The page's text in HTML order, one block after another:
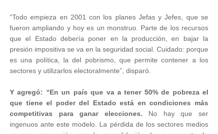
“Todo empieza en 2001 con los planes Jefas y Jefes, que se
fueron ampliando y hoy es un monstruo. Parte de los recursos
que el Estado debería poner en la producción, en bajar la
presión impositiva se va en la seguridad social. Cuidado: porque
es una política, la del pobrismo, que permite contener a los
sectores y utilizarlos electoralmente”, disparó.
Y agregó: “En un país que va a tener 50% de pobreza el
que tiene el poder del Estado está en condiciones más
competitivas para ganar elecciones. No hay que ser
ingenuos ante este modelo. La pérdida de los sectores medios